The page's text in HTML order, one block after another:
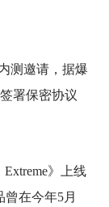
测邀请，据爆
署保密协议
》上线
曾在今年5月